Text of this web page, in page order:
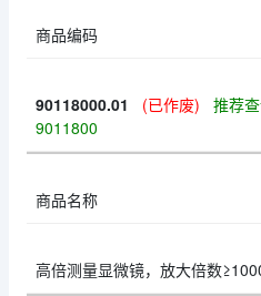
商品编码
90118000.01 (已作废) 推荐
9011800
商品名称
高倍测量显微镜，放大倍数